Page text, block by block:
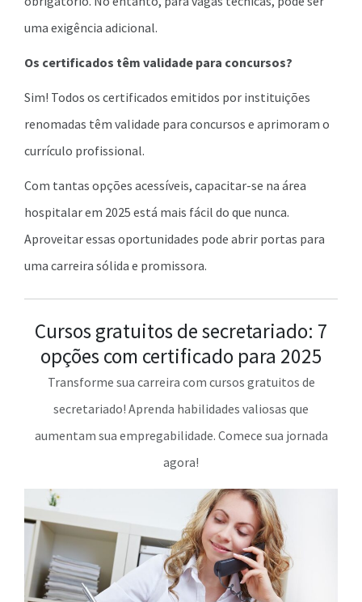
uma exigência adicional.
Os certificados têm validade para concursos?
Sim! Todos os certificados emitidos por instituições
renomadas têm validade para concursos e aprimoram o
currículo profissional.
Com tantas opções acessíveis, capacitar-se na área
hospitalar em 2025 está mais fácil do que nunca.
Aproveitar essas oportunidades pode abrir portas para
uma carreira sólida e promissora.
Cursos gratuitos de secretariado: 7
opções com certificado para 2025
Transforme sua carreira com cursos gratuitos de
secretariado! Aprenda habilidades valiosas que
aumentam sua empregabilidade. Comece sua jornada
agora!